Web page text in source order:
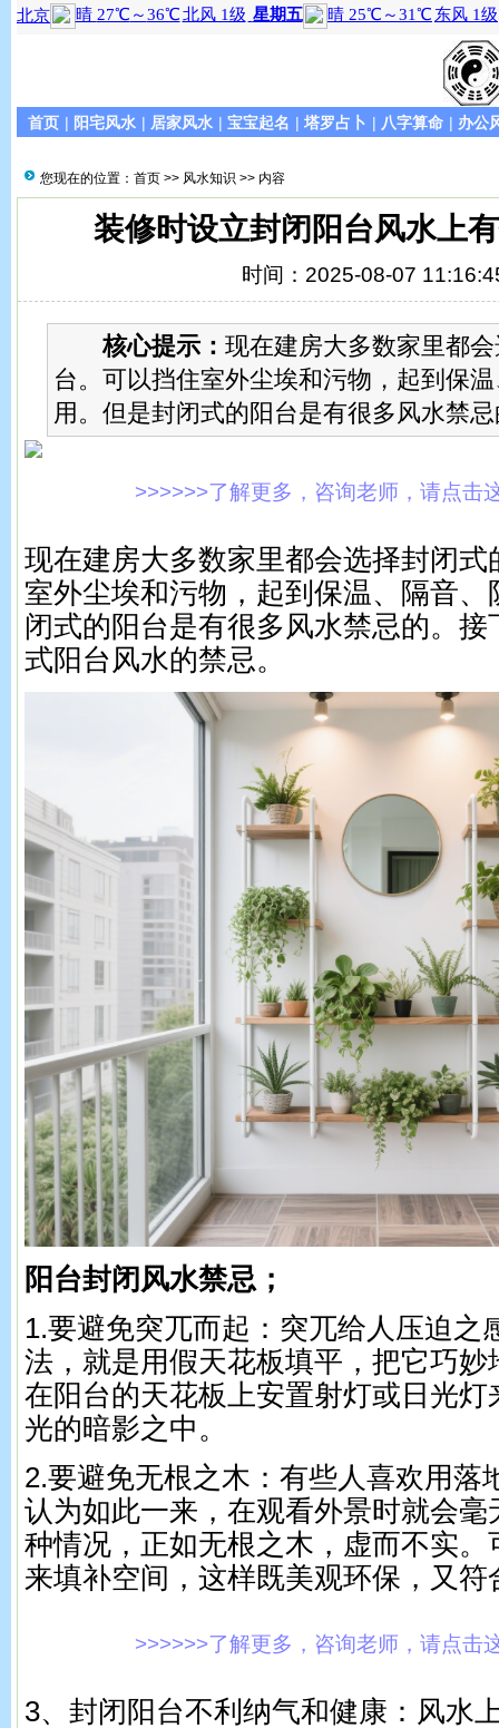
首页 | 阳宅风水 | 居家风水 | 宝宝起名 | 塔罗占卜 | 八字算命 | 办公
您现在的位置： 首页 >> 风水知识 >> 内容
装修时设立封闭阳台风水上
时间：2025-08-07
核心提示： 现在建房大多数家里都
台。可以挡住室外尘埃和污物，起到保
用。但是封闭式的阳台是有很多风水禁
>>>>>>了解更多，咨询老师，请点击
现在建房大多数家里都会选择封闭式
室外尘埃和污物，起到保温、隔音
闭式的阳台是有很多风水禁忌的。
式阳台风水的禁忌。
阳台封闭风水禁忌；
1.要避免突兀而起：突兀给人压迫之
法，就是用假天花板填平，把它巧妙
在阳台的天花板上安置射灯或日光灯
光的暗影之中。
2.要避免无根之木：有些人喜欢用落
认为如此一来，在观看外景时就会毫
种情况，正如无根之木，虚而不实。
来填补空间，这样既美观环保，又符
>>>>>>了解更多，咨询老师，请点击
3、封闭阳台不利纳气和健康：风水